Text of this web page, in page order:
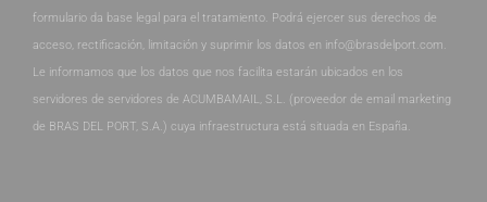
formulario da base legal para el tratamiento. Podrá ejercer sus derechos de
acceso, rectificación, limitación y suprimir los datos en info@brasdelport.com.
Le informamos que los datos que nos facilita estarán ubicados en los
servidores de servidores de ACUMBAMAIL, S.L. (proveedor de email marketing
de BRAS DEL PORT, S.A.) cuya infraestructura está situada en España.